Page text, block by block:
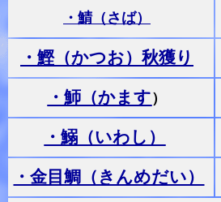
・鯖（さば）
・鰹（かつお）秋獲り
・魳（かます）
・鰯（いわし）
・金目鯛（きんめだい）